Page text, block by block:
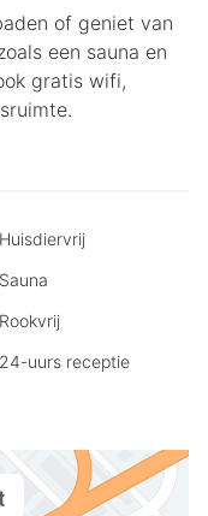
of geniet van
een sauna en
gratis wifi,
Huisdiervrij
Sauna
Rookvrij
24-uurs receptie